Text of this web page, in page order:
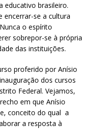
educativo brasileiro.
encerrar-se a cultura
o espírito
sobrepor-se à própria
das instituições.
proferido por Anísio
dos cursos
Federal. Vejamos,
em que Anísio
conceito do qual a
a resposta à